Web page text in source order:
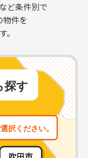
ど条件別で
件を
。